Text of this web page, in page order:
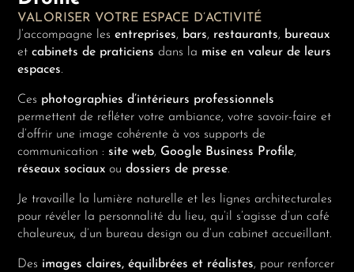
VALORISER VOTRE ESPACE D’ACTIVITÉ
J’accompagne lesentreprises, bars, restaurants, bureaux
etcabinets de praticiens dans la mise en valeur de leurs
espaces.
Ces photographies d’intérieurs professionnels
permettent de refléter votre ambiance, votre savoir-faire et
d’offrir une image cohérente à vos supports de
communication : site web, Google Business Profile,
réseaux sociaux oudossiers de presse.
Je travaille la lumière naturelle et les lignes architecturales
pour révéler la personnalité du lieu, qu’il s’agisse d’un café
chaleureux, d’un bureau design ou d’un cabinet accueillant.
Des images claires, équilibrées et réalistes, pour renforcer